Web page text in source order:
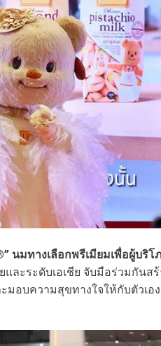
นมทางเลือกพรีเมียมเพื่อผู้บริ
ละระดับเอเชีย จับมือร่วมกัน
อบความสุขทางใจให้กับตัวเอ